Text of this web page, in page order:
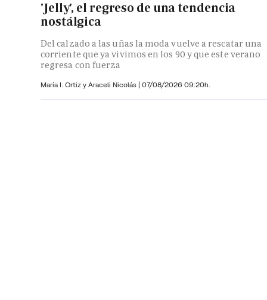
'Jelly', el regreso de una tendencia
nostálgica
Del calzado a las uñas la moda vuelve a rescatar una
corriente que ya vivimos en los 90 y que este verano
regresa con fuerza
María I. Ortiz y Araceli Nicolás | 07/08/2026 09:20h.